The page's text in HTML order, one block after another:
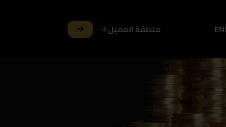
EN منطقة العميل